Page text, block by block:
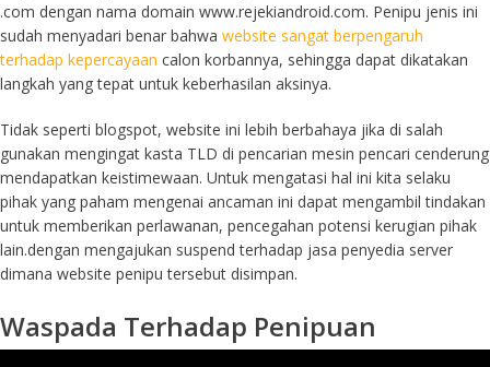
.com dengan nama domain www.rejekiandroid.com. Penipu jenis ini
sudah menyadari benar bahwa website sangat berpengaruh
terhadap kepercayaan calon korbannya, sehingga dapat dikatakan
langkah yang tepat untuk keberhasilan aksinya.
Tidak seperti blogspot, website ini lebih berbahaya jika di salah
gunakan mengingat kasta TLD di pencarian mesin pencari cenderung
mendapatkan keistimewaan. Untuk mengatasi hal ini kita selaku
pihak yang paham mengenai ancaman ini dapat mengambil tindakan
untuk memberikan perlawanan, pencegahan potensi kerugian pihak
lain.dengan mengajukan suspend terhadap jasa penyedia server
dimana website penipu tersebut disimpan.
Waspada Terhadap Penipuan